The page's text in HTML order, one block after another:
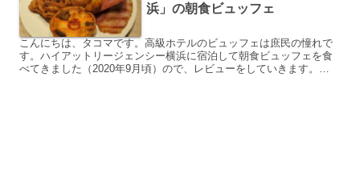
浜」の朝食ビュッフェ
こんにちは、タコマです。高級ホテルのビュッフェは庶民の憧れで
す。ハイアットリージェンシー横浜に宿泊して朝食ビュッフェを食
べてきました（2020年9月頃）ので、レビューをしていきます。